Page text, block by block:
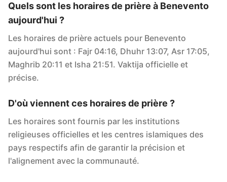
Quels sont les horaires de prière à Benevento
aujourd'hui ?
Les horaires de prière actuels pour Benevento
aujourd'hui sont : Fajr 04:16, Dhuhr 13:07, Asr 17:05,
Maghrib 20:11 et Isha 21:51. Vaktija officielle et
précise.
D'où viennent ces horaires de prière ?
Les horaires sont fournis par les institutions
religieuses officielles et les centres islamiques des
pays respectifs afin de garantir la précision et
l'alignement avec la communauté.